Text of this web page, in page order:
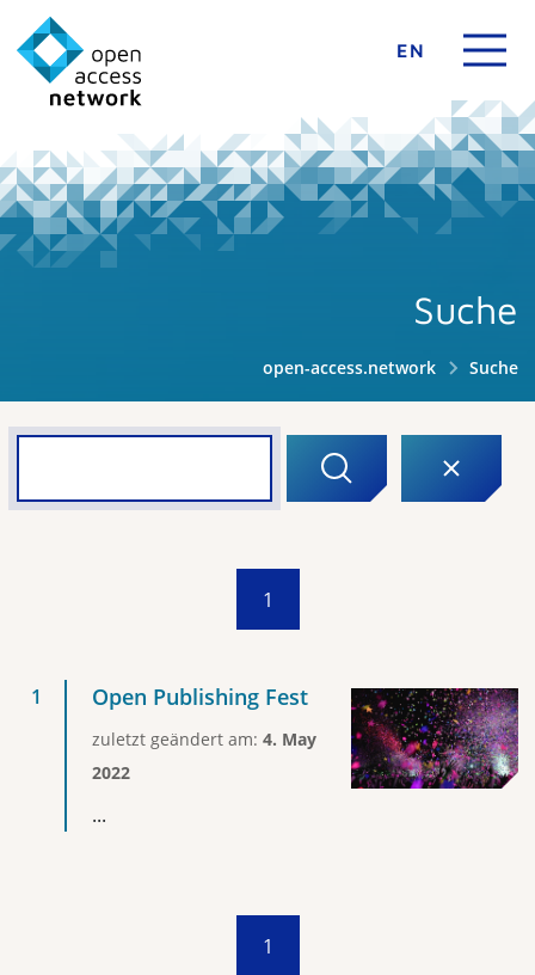
EN
Suche
open-access.network Suche
1
Open Publishing Fest
zuletzt geändert am: 4. May
2022
...
1